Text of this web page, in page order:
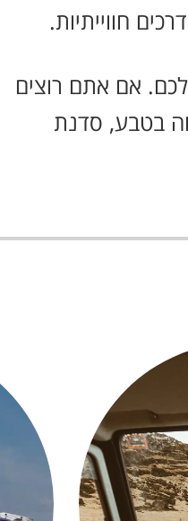
חווייתיות.
אם אתם רוצים
בטבע, סדנת